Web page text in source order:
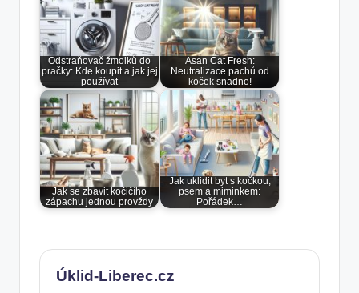
Odstraňovač žmolků do
pračky: Kde koupit a jak jej
používat
Asan Cat Fresh:
Neutralizace pachů od
koček snadno!
Jak se zbavit kočičího
zápachu jednou provždy
Jak uklidit byt s kočkou,
psem a miminkem:
Pořádek…
Úklid-Liberec.cz